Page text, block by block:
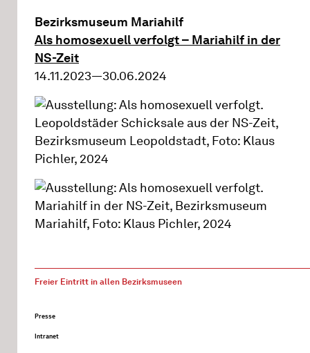
Bezirksmuseum Mariahilf
Als homosexuell verfolgt – Mariahilf in der
NS-Zeit
14.11.2023—30.06.2024
Freier Eintritt in allen Bezirksmuseen
Presse
Intranet